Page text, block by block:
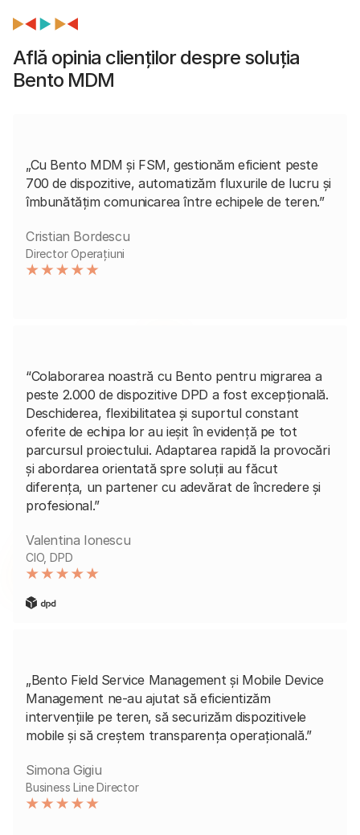
Află opinia clienților despre soluția
Bento MDM
„Cu Bento MDM și FSM, gestionăm eficient peste
700 de dispozitive, automatizăm fluxurile de lucru și
îmbunătățim comunicarea între echipele de teren.”
Cristian Bordescu
Director Operațiuni
“Colaborarea noastră cu Bento pentru migrarea a
peste 2.000 de dispozitive DPD a fost excepțională.
Deschiderea, flexibilitatea și suportul constant
oferite de echipa lor au ieșit în evidență pe tot
parcursul proiectului. Adaptarea rapidă la provocări
și abordarea orientată spre soluții au făcut
diferența, un partener cu adevărat de încredere și
profesional.”
Valentina Ionescu
CIO, DPD
„Bento Field Service Management și Mobile Device
Management ne-au ajutat să eficientizăm
intervențiile pe teren, să securizăm dispozitivele
mobile și să creștem transparența operațională.”
Simona Gigiu
Business Line Director